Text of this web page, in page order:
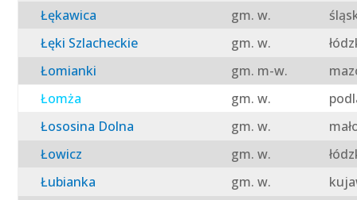
Łękawica
gm. w.
Łęki Szlacheckie
gm. w.
Łomianki
gm. m-w.
Łomża
gm. w.
Łososina Dolna
gm. w.
Łowicz
gm. w.
Łubianka
gm. w.